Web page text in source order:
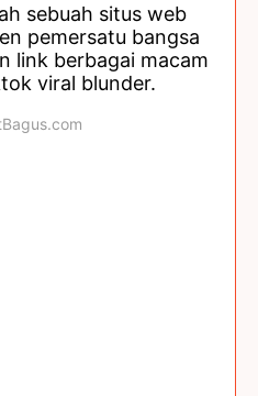
sebuah situs web
pemersatu bangsa
link berbagai macam
viral blunder.